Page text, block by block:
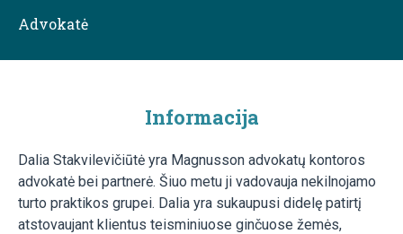
Advokatė
Informacija
Dalia Stakvilevičiūtė yra Magnusson advokatų kontoros
advokatė bei partnerė. Šiuo metu ji vadovauja nekilnojamo
turto praktikos grupei. Dalia yra sukaupusi didelę patirtį
atstovaujant klientus teisminiuose ginčuose žemės,